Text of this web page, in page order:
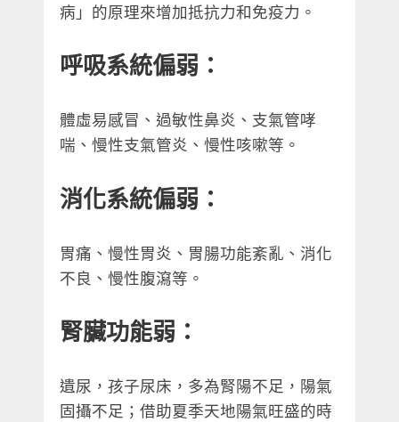
病」的原理來增加抵抗力和免疫力。
呼吸系統偏弱：
體虛易感冒、過敏性鼻炎、支氣管哮
喘、慢性支氣管炎、慢性咳嗽等。
消化系統偏弱：
胃痛、慢性胃炎、胃腸功能紊亂、消化
不良、慢性腹瀉等。
腎臟功能弱：
遺尿，孩子尿床，多為腎陽不足，陽氣
固攝不足；借助夏季天地陽氣旺盛的時